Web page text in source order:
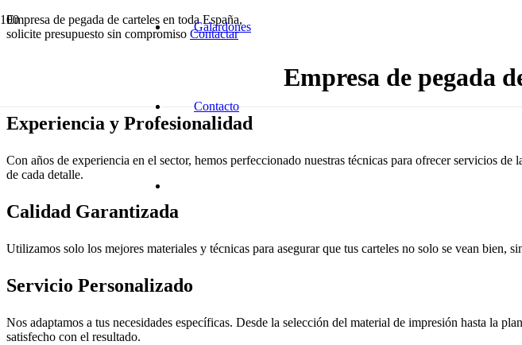
Galardones
Contacto
Empresa de pegada de carteles en toda España,
solicite presupuesto sin compromiso Contactar
Empresa de pegada
Experiencia y Profesionalidad
Con años de experiencia en el sector, hemos perfeccionado nuestras técnicas para ofrecer servicios
de cada detalle.
Calidad Garantizada
Utilizamos solo los mejores materiales y técnicas para asegurar que tus carteles no solo se vean bien,
Servicio Personalizado
Nos adaptamos a tus necesidades específicas. Desde la selección del material de impresión hasta la
satisfecho con el resultado.